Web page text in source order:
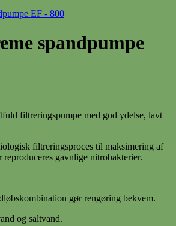
spandpumpe
filtreringspumpe med god ydelse, lavt
filtreringsproces til maksimering af
reproduceres gavnlige nitrobakterier.
gør rengøring bekvem.
og saltvand.